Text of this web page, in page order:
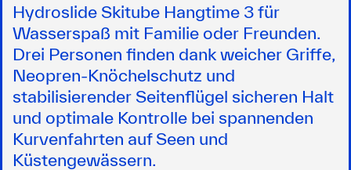
Hydroslide Skitube Hangtime 3 für
Wasserspaß mit Familie oder Freunden.
Drei Personen finden dank weicher Griffe,
Neopren-Knöchelschutz und
stabilisierender Seitenflügel sicheren Halt
und optimale Kontrolle bei spannenden
Kurvenfahrten auf Seen und
Küstengewässern.